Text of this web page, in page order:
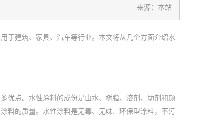
来源：本站
于建筑、家具、汽车等行业。本文将从几个方面介绍水
优点。水性涂料的成份是由水、树脂、溶剂、助剂和颜
料的质量。水性涂料是无毒、无味、环保型涂料，不污